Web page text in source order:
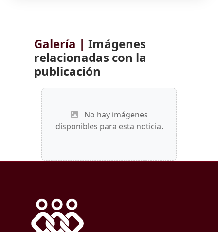
Galería | Imágenes
relacionadas con la
publicación
No hay imágenes
disponibles para esta noticia.